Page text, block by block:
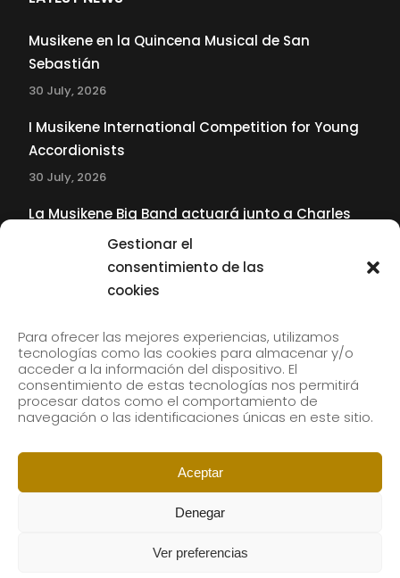
Gestionar el
consentimiento de las
cookies
Para ofrecer las mejores experiencias, utilizamos
tecnologías como las cookies para almacenar y/o
acceder a la información del dispositivo. El
consentimiento de estas tecnologías nos permitirá
procesar datos como el comportamiento de
navegación o las identificaciones únicas en este sitio.
Aceptar
Denegar
Ver preferencias
Musikene en la Quincena Musical de San
Sebastián
30 July, 2026
I Musikene International Competition for Young
Accordionists
30 July, 2026
La Musikene Big Band actuará junto a Charles
Tolliver en el 61 Jazzaldia
Subscribe to our newsletter to receive our news by
email.